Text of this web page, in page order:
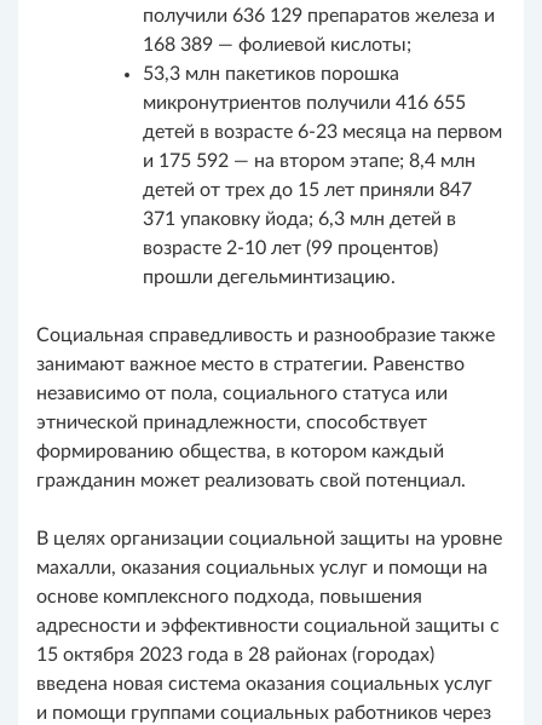
получили 636 129 препаратов железа и
168 389 — фолиевой кислоты;
53,3 млн пакетиков порошка
микронутриентов получили 416 655
детей в возрасте 6-23 месяца на первом
и 175 592 — на втором этапе; 8,4 млн
детей от трех до 15 лет приняли 847
371 упаковку йода; 6,3 млн детей в
возрасте 2-10 лет (99 процентов)
прошли дегельминтизацию.
Социальная справедливость и разнообразие также
занимают важное место в стратегии. Равенство
независимо от пола, социального статуса или
этнической принадлежности, способствует
формированию общества, в котором каждый
гражданин может реализовать свой потенциал.
В целях организации социальной защиты на уровне
махалли, оказания социальных услуг и помощи на
основе комплексного подхода, повышения
адресности и эффективности социальной защиты с
15 октября 2023 года в 28 районах (городах)
введена новая система оказания социальных услуг
и помощи группами социальных работников через